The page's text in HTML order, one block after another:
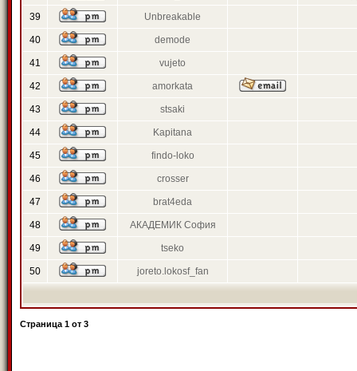
39 Unbreakable
40 demode
41 vujeto
42 amorkata
43 stsaki
44 Kapitana
45 findo-loko
46 crosser
47 brat4eda
48 АКАДЕМИК София
49 tseko
50 joreto.lokosf_fan
Страница 1 от 3